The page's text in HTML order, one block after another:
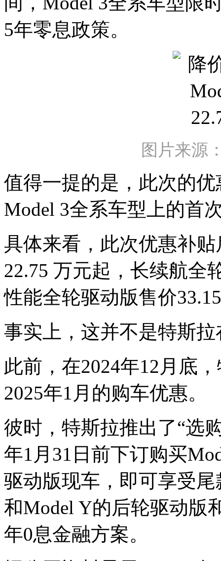
5年零息政策。
图片来源
值得一提的是，此次的
Model 3全系车型上的首
具体来看，此次优惠补
22.75 万元起，长续航全
性能全轮驱动版售价
事实上，这并不是特斯
此前，在2024年12月底
2025年1月的购车优惠。
彼时，特斯拉推出了“选
年1月31日前下订购买
驱动版现车，即可享受
和Model Y的后轮驱动版
年0息金融方案。